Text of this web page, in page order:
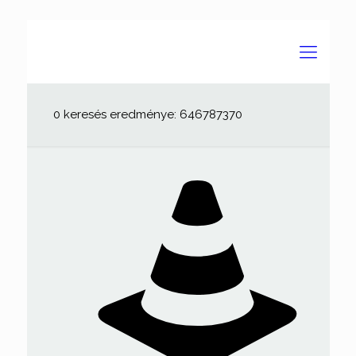
0 keresés eredménye: 646787370